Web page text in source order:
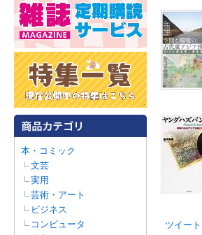
本・コミック
文芸
実用
芸術・アート
ビジネス
コンピュータ
ツイート